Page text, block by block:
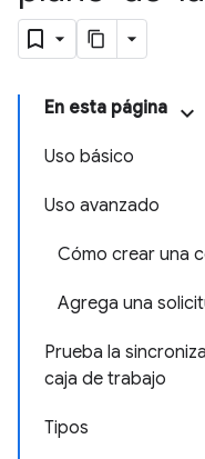
En esta página
Uso básico
Uso avanzado
Cómo crear una
Agrega una
Prueba la
caja de trabajo
Tipos